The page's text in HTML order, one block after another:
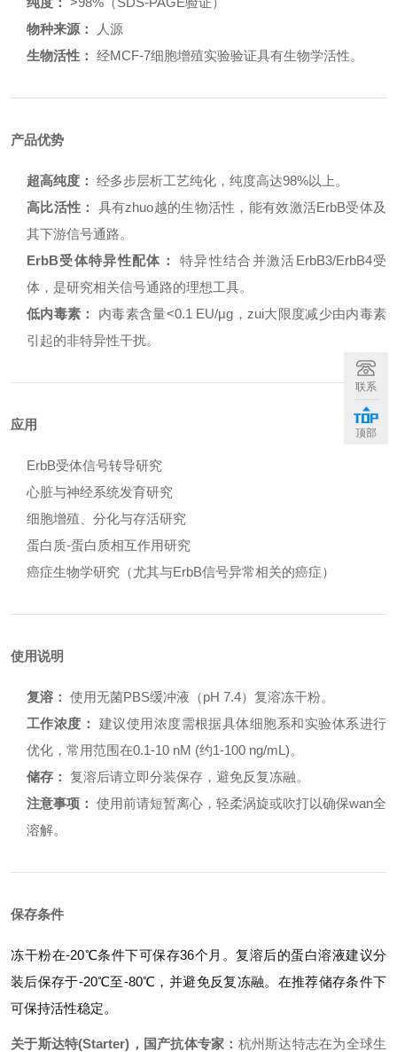
物种来源：
人源
生物活性： 经MCF-7细胞增殖实验验证具有生物学活性。
产品优势
超高纯度： 经多步层析工艺纯化，纯度高达98%以上。
高比活性：
具有zhuo越的生物活性，能有效激活ErbB受体及
其下游信号通路。
ErbB受体特异性配体：
特异性结合并激活ErbB3/ErbB4受
体，是研究相关信号通路的理想工具。
低内毒素：
内毒素含量<0.1 EU/μg，zui大限度减少由内毒素
引起的非特异性干扰。
应用
ErbB受体信号转导研究
心脏与神经系统发育研究
细胞增殖、分化与存活研究
蛋白质-蛋白质相互作用研究
癌症生物学研究（尤其与ErbB信号异常相关的癌症）
使用说明
复溶： 使用无菌PBS缓冲液（pH 7.4）复溶冻干粉。
工作浓度：
建议使用浓度需根据具体细胞系和实验体系进行
优化，常用范围在0.1-10 nM (约1-100 ng/mL)。
储存： 复溶后请立即分装保存，避免反复冻融。
注意事项： 使用前请短暂离心，轻柔涡旋或吹打以确保wan全
溶解。
保存条件
冻干粉在-20℃条件下可保存36个月。复溶后的蛋白溶液建议分
装后保存于-20℃至-80℃，并避免反复冻融。在推荐储存条件下
可保持活性稳定。
关于斯达特(Starter)，国产抗体专家： 杭州斯达特志在为全球生
联系
顶部